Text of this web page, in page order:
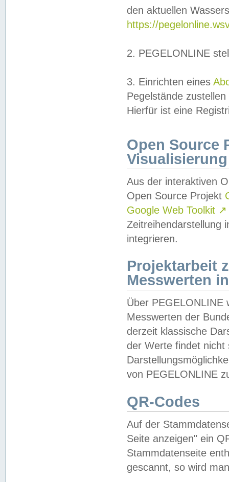
den aktuellen
https://
2. PEGELONLINE
3. Einrichten eines
Pegelstände
Hierfür ist eine
Open Source
Visualisierung
Aus der interaktiven
Open Source Projekt
Google Web Toolkit ↗
Zeitreihendarstellung
integrieren.
Projektarbeit
Messwerten
Über PEGELONLINE
Messwerten der
derzeit klassische
der Werte findet
von PEGELONLINE
QR-Codes
Auf der
Seite anzeigen" ein
Stammdatenseite
gescannt, so wird